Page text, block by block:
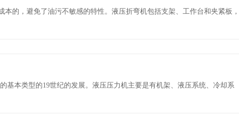
的，避免了油污不敏感的特性。液压折弯机包括支架、工作台和夹紧板，
基本类型的19世纪的发展。液压压力机主要是有机架、液压系统、冷却系